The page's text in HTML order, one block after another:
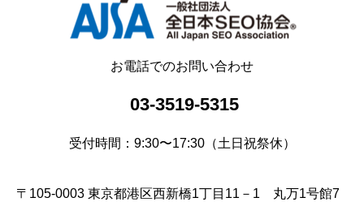
お電話でのお問い合わせ
03-3519-5315
受付時間：9:30〜17:30（土日祝祭休）
〒105-0003 東京都港区西新橋1丁目11－1 丸万1号館7